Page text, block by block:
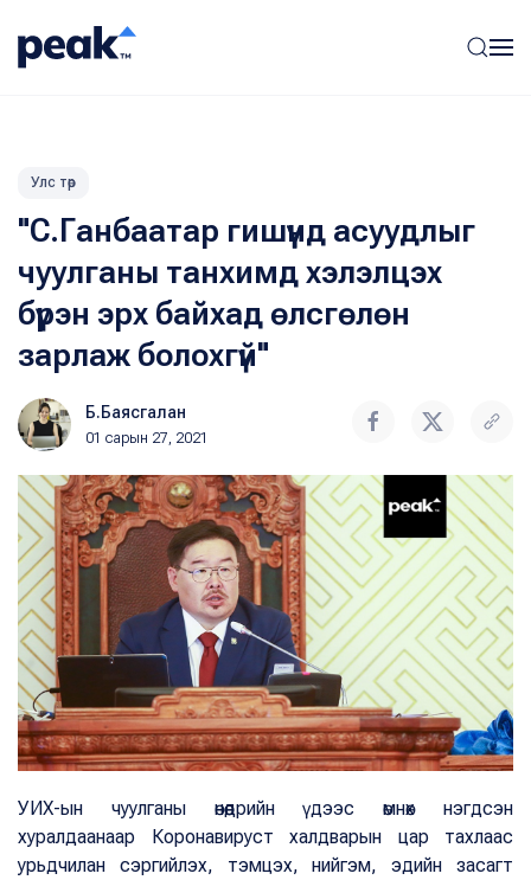
Улс төр
"С.Ганбаатар гишүүнд асуудлыг
чуулганы танхимд хэлэлцэх
бүрэн эрх байхад өлсгөлөн
зарлаж болохгүй"
Б.Баясгалан
01 сарын 27, 2021
УИХ-ын чуулганы өнөөдрийн үдээс өмнөх нэгдсэн
хуралдаанаар Коронавируст халдварын цар тахлаас
урьдчилан сэргийлэх, тэмцэх, нийгэм, эдийн засагт